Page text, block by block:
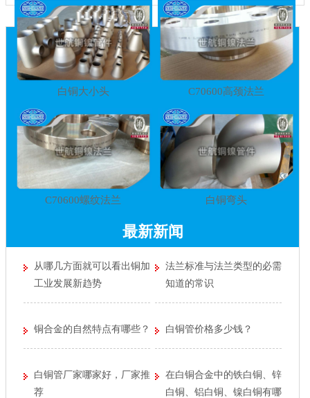
白铜大小头 C70600高颈法兰
C70600螺纹法兰 白铜弯头
最新新闻
从哪几方面就可以看出铜加
工业发展新趋势
法兰标准与法兰类型的必需
知道的常识
铜合金的自然特点有哪些？ 白铜管价格多少钱？
白铜管厂家哪家好，厂家推
荐
在白铜合金中的铁白铜、锌
白铜、铝白铜、镍白铜有哪